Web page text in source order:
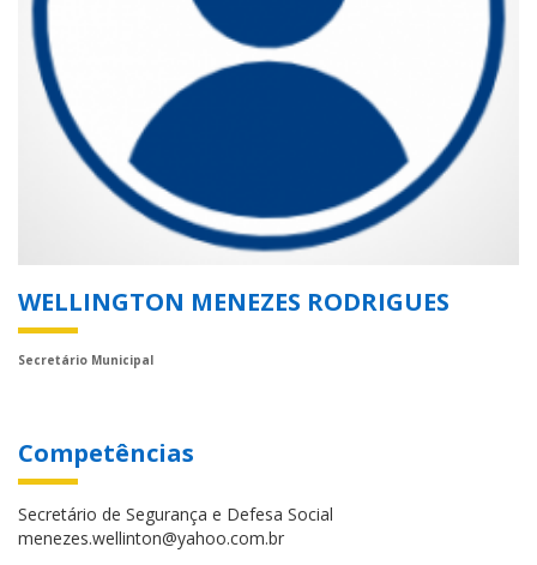
WELLINGTON MENEZES RODRIGUES
Secretário Municipal
Competências
Secretário de Segurança e Defesa Social
menezes.wellinton@yahoo.com.br